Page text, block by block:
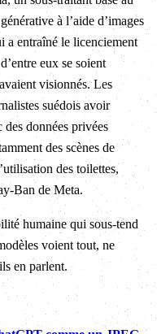
à l’aide d’images
a entraîné le licenciement
eux se soient
visionnés. Les
suédois avoir
données privées
des scènes de
des toilettes,
Ban de Meta.
humaine qui sous-tend
voient tout, ne
en parlent.